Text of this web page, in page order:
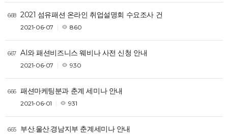
668 2021 섬유패션 온라인 취업설명회 수요조사 건
2021-06-07 860
667 AI와 패션비즈니스 웨비나 사전 신청 안내
2021-06-07 930
666 패션마케팅분과 춘계 세미나 안내
2021-06-01 931
665 부산.울산.경남지부 춘계세미나 안내